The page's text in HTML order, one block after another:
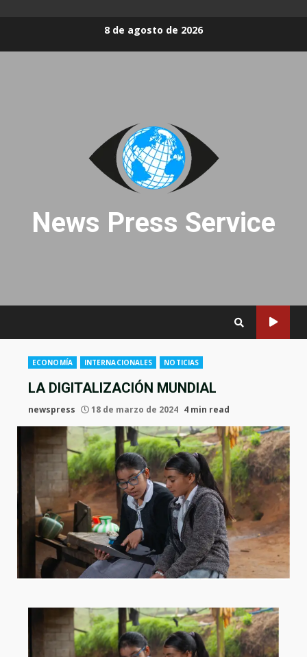
8 de agosto de 2026
News Press Service
ECONOMÍA INTERNACIONALES NOTICIAS
LA DIGITALIZACIÓN MUNDIAL
newspress 18 de marzo de 2024 4 min read